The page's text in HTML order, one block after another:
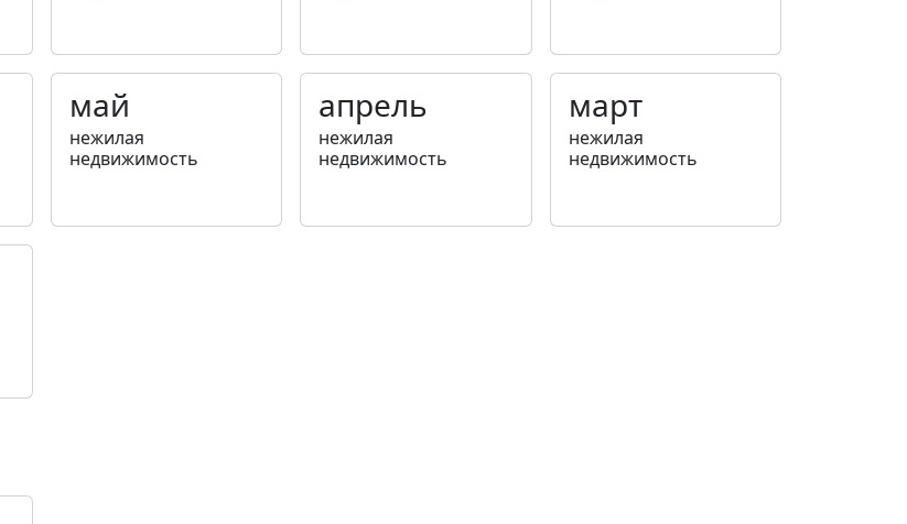
май
нежилая
недвижимость
апрель
нежилая
недвижимость
март
нежилая
недвижимость